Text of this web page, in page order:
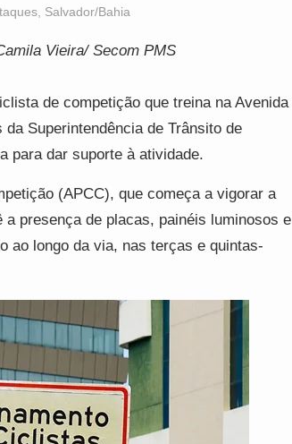
Salvador/Bahia
Vieira/ Secom PMS
de competição que treina na Avenida
Superintendência de Trânsito de
para dar suporte à atividade.
(APCC), que começa a vigorar a
presença de placas, painéis luminosos e
ao longo da via, nas terças e quintas-